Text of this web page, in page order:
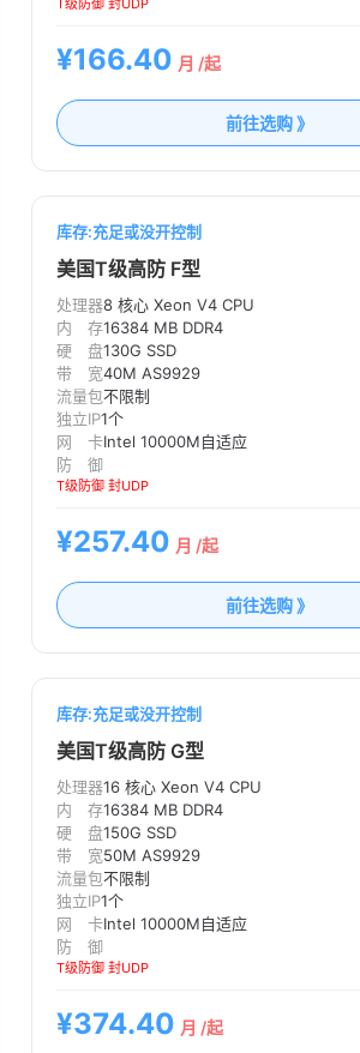
T级防御 封UDP
¥166.40 月 /起
前往选购 》
库存:充足或没开控制
美国T级高防 F型
处理器8 核心 Xeon V4 CPU
内 存16384 MB DDR4
硬 盘130G SSD
带 宽40M AS9929
流量包不限制
独立IP1个
网 卡Intel 10000M自适应
防 御
T级防御 封UDP
¥257.40 月 /起
前往选购 》
库存:充足或没开控制
美国T级高防 G型
处理器16 核心 Xeon V4 CPU
内 存16384 MB DDR4
硬 盘150G SSD
带 宽50M AS9929
流量包不限制
独立IP1个
网 卡Intel 10000M自适应
防 御
T级防御 封UDP
¥374.40 月 /起